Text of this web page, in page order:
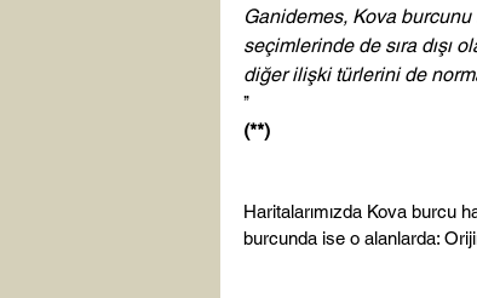
Ganidemes, Kova burcunu
seçimlerinde de sıra dışı
diğer ilişki türlerini de
’’
(**)
Haritalarımızda Kova burcu
burcunda ise o alanlarda: